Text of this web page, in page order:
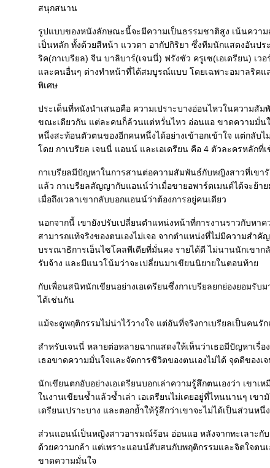
สนุกสนาน
รูปแบบของหนังลักษณะนี้จะมีความเป็นธรรมชาติสูง เน้นความ
เป็นหลัก ทั้งด้วยสีหน้า แววตา อากัปกิริยา ซึ่งทีมนักแสดงอันปร
ริค(กาเบรียล) จีน บาลิบาร์(เจนนี่) ฟรังซัว ครูเซ(เอเดรียน) เว
ละคนอื่นๆ ต่างทำหน้าที่ได้สมบูรณ์แบบ โดยเฉพาะอมาลริคแ
พิเศษ
ประเด็นที่หนังนำเสนอคือ ความเปราะบางอ่อนไหวในความสั
ขณะเดียวกัน แต่ละคนก็ล้วนแต่หวั่นไหว อ่อนแอ ขาดความมั่น
หนึ่งสะท้อนตัวตนของอีกคนหนึ่งได้อย่างเข้าอกเข้าใจ แต่กลับไ
ดย กาเบรียล เจนนี่ แอนน์ และเอเดรียน คือ 4 ตัวละครหลักที่เ
กาเบรียลมีปัญหาในการสานต่อความสัมพันธ์กับหญิงสาวที่เขารั
ล้ว กาเบรียลสัญญากับแอนน์ว่าเมื่อขายอพาร์ตเมนต์ได้จะย้าย
เมื่อถึงเวลาเขากลับบอกแอนน์ว่าต้องการอยู่คนเดียว
นอกจากนี้ เขายังปรับเปลี่ยนตำแหน่งหน้าที่การงานราวกับหาค
สามารถแท้จริงของตนเองไม่เจอ จากตำแหน่งที่ไม่มีความสำ
บรรณาธิการเอ็นไซโคลพีเดียที่มั่นคง รายได้ดี ไม่นานนักเขาก
รับจ้าง และมีแนวโน้มว่าจะเปลี่ยนมาเขียนนิยายในตอนท้า
กับเพื่อนสนิทนักเขียนอย่างเอเดรียนซึ่งกาเบรียลยกย่องยอมรั
ได้เช่นกัน
ม้จะดูพฤติกรรมไม่น่าไว้วางใจ แต่อันที่จริงกาเบรียลเป็นคนรั
สำหรับเจนนี่ หลายต่อหลายฉากแสดงให้เห็นว่าเธอมีปัญหาเรื่
เธอขาดความมั่นใจและจัดการชีวิตของตนเองไม่ได้ จุดดีของเ
นักเขียนตกอับอย่างเอเดรียนบอกเล่าความรู้สึกตนเองว่า เขา
นงานเขียนซ้ำแล้วซ้ำเล่า เอเดรียนไม่เคยอยู่ที่ไหนนานๆ เขา
เดรียนเปราะบาง และตอกย้ำให้รู้สึกว่าเขาจะไม่ได้เป็นส่วนหนึ่
ส่วนแอนน์เป็นหญิงสาวอารมณ์ร้อน อ่อนแอ หลังจากทะเลาะกั
ด้วยความกล้า แต่เพราะแอนน์สับสนกับพฤติกรรมและจิตใจตน
ขาดความมั่นใจ